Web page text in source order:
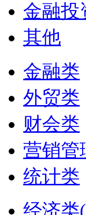
金融投
其他
金融类
外贸类
财会类
营销管
统计类
经济类